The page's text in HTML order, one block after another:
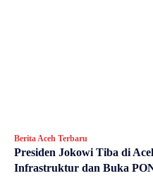
Berita Aceh Terbaru
Presiden Jokowi Tiba di
Infrastruktur dan Buka